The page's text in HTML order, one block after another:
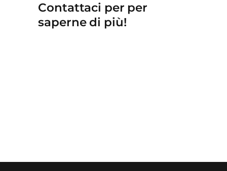
Contattaci per per
saperne di più!